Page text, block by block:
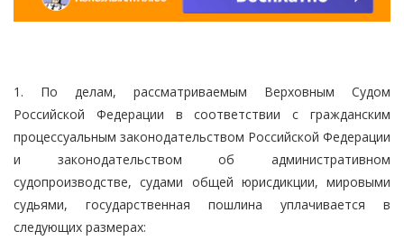
1. По делам, рассматриваемым Верховным Судом
Российской Федерации в соответствии с гражданским
процессуальным законодательством Российской Федерации
и законодательством об административном
судопроизводстве, судами общей юрисдикции, мировыми
судьями, государственная пошлина уплачивается в
следующих размерах: